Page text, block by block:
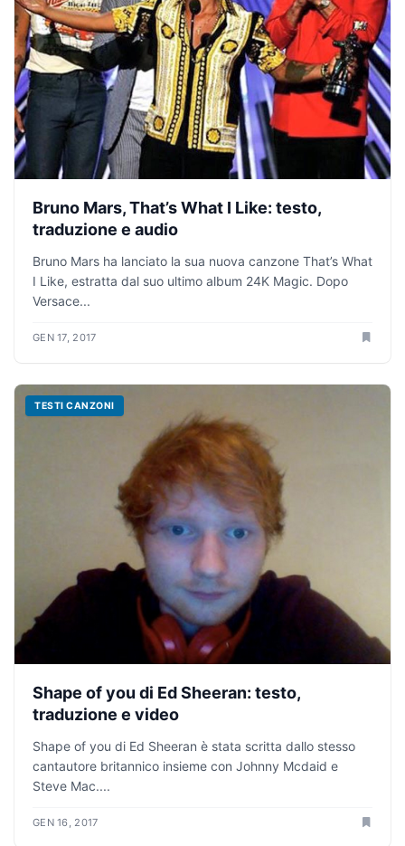
Bruno Mars, That’s What I Like: testo,
traduzione e audio
Bruno Mars ha lanciato la sua nuova canzone That’s What
I Like, estratta dal suo ultimo album 24K Magic. Dopo
Versace...
GEN 17, 2017
TESTI CANZONI
Shape of you di Ed Sheeran: testo,
traduzione e video
Shape of you di Ed Sheeran è stata scritta dallo stesso
cantautore britannico insieme con Johnny Mcdaid e
Steve Mac....
GEN 16, 2017